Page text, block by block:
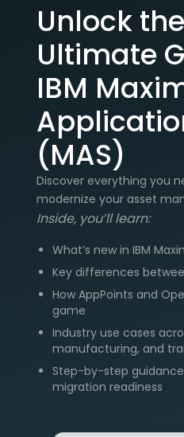
Unlock the
Ultimate
IBM
(MAS)
Discover everything you
modernize your asset
Inside, you’ll learn:
What’s new in IBM
Key differences
How AppPoints and
game
Industry use cases
manufacturing, and
Step-by-step
migration readiness